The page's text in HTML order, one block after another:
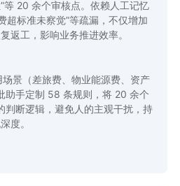
等 20 余个审核点。依赖人工记忆
超标准未察觉”等疏漏，不仅增加
返工，影响业务推进效率。
景（差旅费、物业能源费、资产
助手定制 58 条规则，将 20 余个
判断逻辑，避免人的主观干扰，持
度。